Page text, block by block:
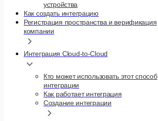
устройства
Как создать интеграцию
Регистрация пространства и верификация
компании
Интеграция Cloud-to-Cloud
Кто может использовать этот способ
интеграции
Как работает интеграция
Создание интеграции